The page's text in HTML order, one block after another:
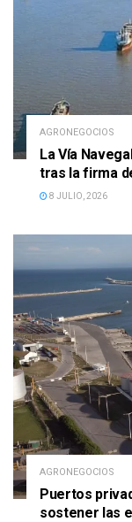
AGRONEGOCIOS
La Vía
tras la firma
8 JULIO, 2026
AGRONEGOCIOS
Puertos
sostener las